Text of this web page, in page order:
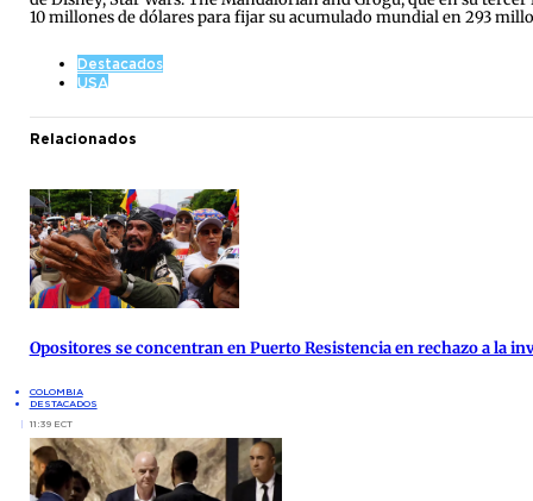
10 millones de dólares para fijar su acumulado mundial en 293
Destacados
USA
Relacionados
Opositores se concentran en Puerto Resistencia en rechazo a la
COLOMBIA
DESTACADOS
11:39 ECT